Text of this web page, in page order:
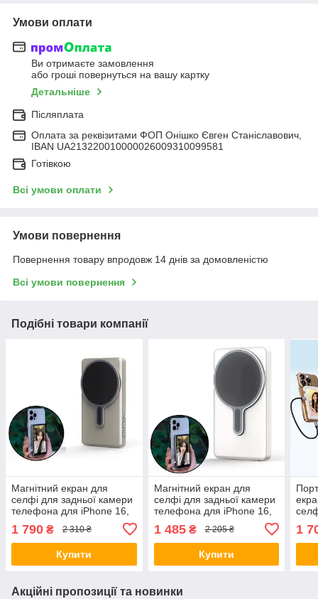
Умови оплати
Ви отримаєте замовлення
або гроші повернуться на вашу картку
Детальніше
Післяплата
Оплата за реквізитами ФОП Онішко Євген Станіславович,
IBAN UA213220010000026009310099581
Готівкою
Всі умови оплати
Умови повернення
Повернення товару впродовж 14 днів за домовленістю
Всі умови повернення
Подібні товари компанії
Магнітний екран для
селфі для задньої камери
телефона для iPhone 16,
Xiaomi 14 Ultra Сірий
1 790 ₴ 2 310 ₴
Купити
Магнітний екран для
селфі для задньої камери
телефона для iPhone 16,
15, 14 Pro Max, Android,
Xiaomi 14 Ultra Білий
1 485₴ 2 205 ₴
Купити
15,
1
Акційні пропозиції та новинки